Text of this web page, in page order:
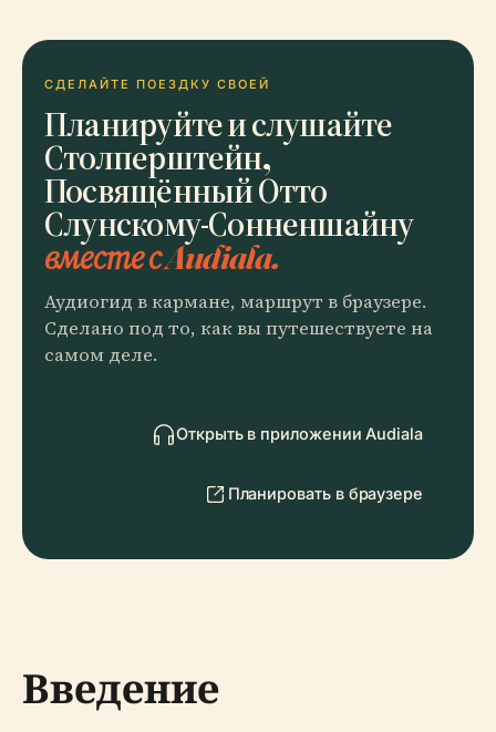
СДЕЛАЙТЕ ПОЕЗДКУ СВОЕЙ
Планируйте и слушайте
Столперштейн,
Посвящённый Отто
Слунскому-Сонненшайну
вместе с Audiala.
Аудиогид в кармане, маршрут в браузере.
Сделано под то, как вы путешествуете на
самом деле.
Открыть в приложении Audiala
Планировать в браузере
Введение